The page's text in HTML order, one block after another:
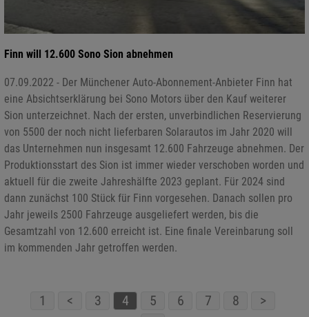
Finn will 12.600 Sono Sion abnehmen
07.09.2022 - Der Münchener Auto-Abonnement-Anbieter Finn hat
eine Absichtserklärung bei Sono Motors über den Kauf weiterer
Sion unterzeichnet. Nach der ersten, unverbindlichen Reservierung
von 5500 der noch nicht lieferbaren Solarautos im Jahr 2020 will
das Unternehmen nun insgesamt 12.600 Fahrzeuge abnehmen. Der
Produktionsstart des Sion ist immer wieder verschoben worden und
aktuell für die zweite Jahreshälfte 2023 geplant. Für 2024 sind
dann zunächst 100 Stück für Finn vorgesehen. Danach sollen pro
Jahr jeweils 2500 Fahrzeuge ausgeliefert werden, bis die
Gesamtzahl von 12.600 erreicht ist. Eine finale Vereinbarung soll
im kommenden Jahr getroffen werden.
1 < 3 4 5 6 7 8
>